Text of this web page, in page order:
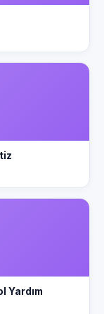
Yardım